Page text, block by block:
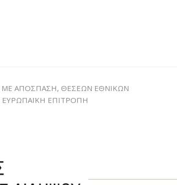
ΑΠΟΣΠΑΣΗ, ΘΕΣΕΩΝ ΕΘΝΙΚΩΝ
ΕΠΙΤΡΟΠΗ